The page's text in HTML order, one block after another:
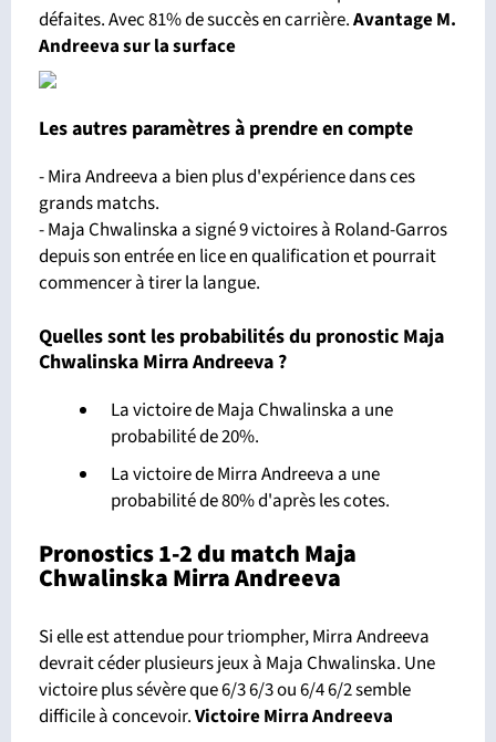
défaites. Avec 81% de succès en carrière.Avantage M.
Andreeva sur la surface
Les autres paramètres à prendre en compte
- Mira Andreeva a bien plus d'expérience dans ces
grands matchs.
- Maja Chwalinska a signé 9 victoires à Roland-Garros
depuis son entrée en lice en qualification et pourrait
commencer à tirer la langue.
Quelles sont les probabilités du pronostic Maja
Chwalinska Mirra Andreeva ?
La victoire de Maja Chwalinska a une
probabilité de 20%.
La victoire de Mirra Andreeva a une
probabilité de 80% d'après les cotes.
Pronostics 1-2 du match Maja
Chwalinska Mirra Andreeva
Si elle est attendue pour triompher, Mirra Andreeva
devrait céder plusieurs jeux à Maja Chwalinska. Une
victoire plus sévère que 6/3 6/3 ou 6/4 6/2 semble
difficile à concevoir.Victoire Mirra Andreeva